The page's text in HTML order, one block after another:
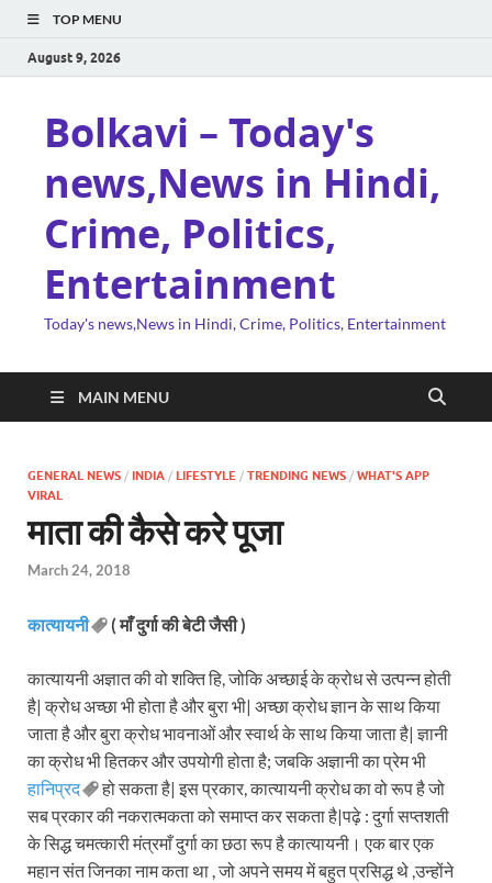
TOP MENU
August 9, 2026
Bolkavi – Today's
news,News in Hindi,
Crime, Politics,
Entertainment
Today's news,News in Hindi, Crime, Politics, Entertainment
MAIN MENU
GENERAL NEWS / INDIA / LIFESTYLE / TRENDING NEWS / WHAT'S APP
VIRAL
माता की कैसे करे पूजा
March 24, 2018
कात्यायनी ( माँ दुर्गा की बेटी जैसी )
कात्यायनी अज्ञात की वो शक्ति हि, जोकि अच्छाई के क्रोध से उत्पन्न होती
है| क्रोध अच्छा भी होता है और बुरा भी| अच्छा क्रोध ज्ञान के साथ किया
जाता है और बुरा क्रोध भावनाओं और स्वार्थ के साथ किया जाता है| ज्ञानी
का क्रोध भी हितकर और उपयोगी होता है; जबकि अज्ञानी का प्रेम भी
हानिप्रद
हो सकता है| इस प्रकार, कात्यायनी क्रोध का वो रूप है जो
सब प्रकार की नकरात्मकता को समाप्त कर सकता है|पढ़े : दुर्गा सप्तशती
के सिद्ध चमत्कारी मंत्रमाँ दुर्गा का छठा रूप है कात्यायनी। एक बार एक
महान संत जिनका नाम कता था , जो अपने समय में बहुत प्रसिद्ध थे ,उन्होंने